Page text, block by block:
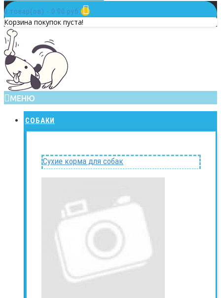
0 товар(ов) - 0.00 руб.
Корзина покупок пуста!
МЕНЮ
СОБАКИ
Сухие корма для собак